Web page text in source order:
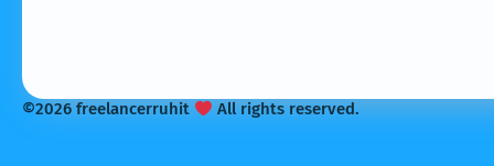
©2026 freelancerruhit All rights reserved.